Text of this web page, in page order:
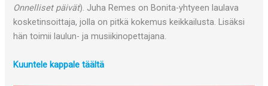
Onnelliset päivät). Juha Remes on Bonita-yhtyeen laulava
kosketinsoittaja, jolla on pitkä kokemus keikkailusta. Lisäksi
hän toimii laulun- ja musiikinopettajana.
Kuuntele kappale täältä